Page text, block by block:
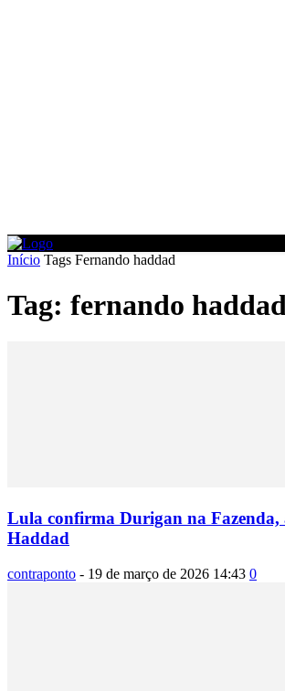
Início Tags Fernando haddad
Tag: fernando haddad
Lula confirma Durigan na Fazenda,
Haddad
contraponto - 19 de março de 2026 14:43 0